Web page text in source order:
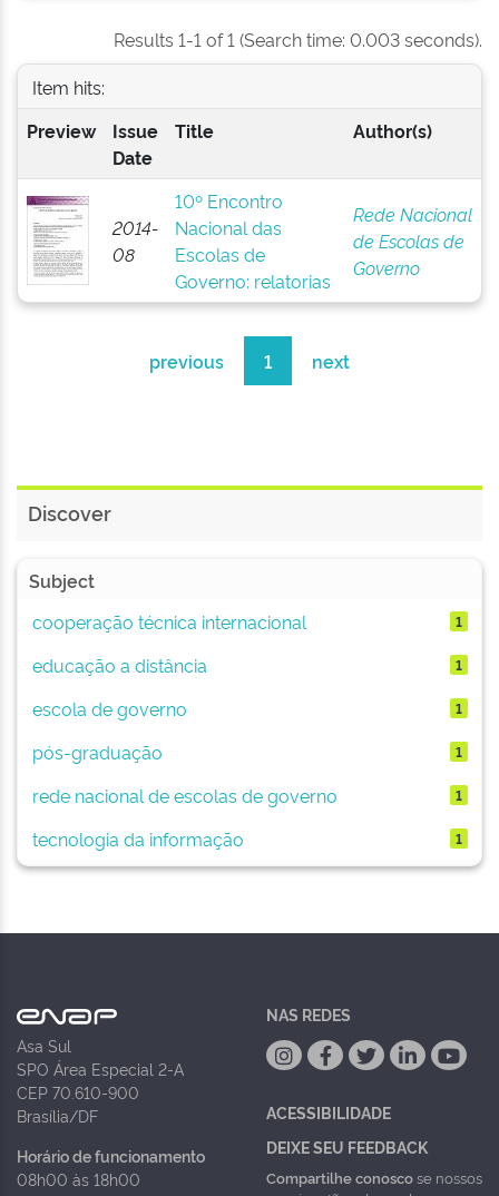
Results 1-1 of 1 (Search time: 0.003 seconds).
Item hits:
Preview
Issue
Date
Title Author(s)
2014-
08
10º Encontro
Nacional das
Escolas de
Governo: relatorias
Rede Nacional
de Escolas de
Governo
previous 1 next
Discover
Subject
cooperação técnica internacional
1
educação a distância 1
escola de governo 1
pós-graduação 1
rede nacional de escolas de governo 1
tecnologia da informação 1
Asa Sul
SPO Área Especial 2-A
CEP 70.610-900
Brasília/DF
Horário de funcionamento
08h00 às 18h00
NAS REDES
ACESSIBILIDADE
DEIXE SEU FEEDBACK
Compartilhe conoscose nossos